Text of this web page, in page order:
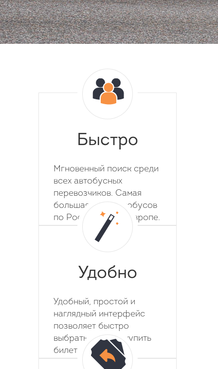
Быстро
Мгновенный поиск среди
всех автобусных
перевозчиков. Самая
большая база автобусов
по России, СНГ и Европе.
Удобно
Удобный, простой и
наглядный интерфейс
позволяет быстро
выбрать место и купить
билет на автобус.